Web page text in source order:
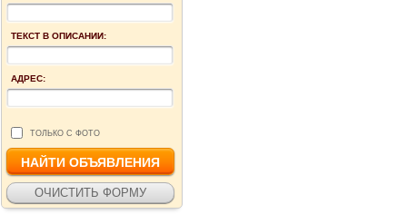
ТЕКСТ В ОПИСАНИИ:
АДРЕС:
ТОЛЬКО С ФОТО